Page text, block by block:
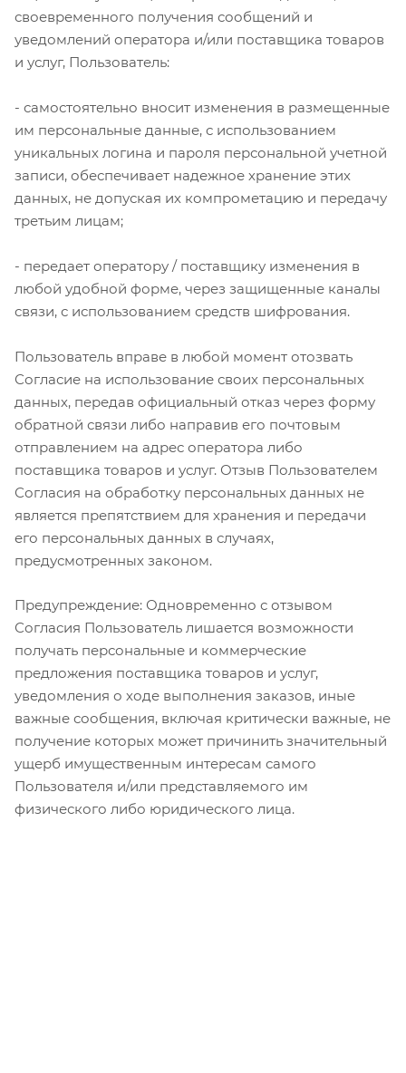
своевременного получения сообщений и
уведомлений оператора и/или поставщика товаров
и услуг, Пользователь:
- самостоятельно вносит изменения в размещенные
им персональные данные, с использованием
уникальных логина и пароля персональной учетной
записи, обеспечивает надежное хранение этих
данных, не допуская их компрометацию и передачу
третьим лицам;
- передает оператору / поставщику изменения в
любой удобной форме, через защищенные каналы
связи, с использованием средств шифрования.
Пользователь вправе в любой момент отозвать
Согласие на использование своих персональных
данных, передав официальный отказ через форму
обратной связи либо направив его почтовым
отправлением на адрес оператора либо
поставщика товаров и услуг. Отзыв Пользователем
Согласия на обработку персональных данных не
является препятствием для хранения и передачи
его персональных данных в случаях,
предусмотренных законом.
Предупреждение: Одновременно с отзывом
Согласия Пользователь лишается возможности
получать персональные и коммерческие
предложения поставщика товаров и услуг,
уведомления о ходе выполнения заказов, иные
важные сообщения, включая критически важные, не
получение которых может причинить значительный
ущерб имущественным интересам самого
Пользователя и/или представляемого им
физического либо юридического лица.